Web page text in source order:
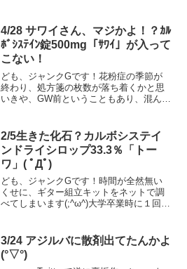
ぁ。アクアラインとか通行止め、ドキド
キもんでした。幸いにも...
4/28 サワイさん、マジかよ！？ｶﾙ
ﾎﾞｼｽﾃｲﾝ錠500mg「ｻﾜｲ」が入って
こない！
ども、ジャンクGです！花粉症の季節が
終わり、処方箋の枚数が落ち着くかと思
いきや、GW前ということもあり、混んで
ころ、なぜか納品が遅れたことがあっ
て、気にはなってたん...
2/5生きた化石？カルボシステイ
ンドライシロップ33.3％「トー
ワ」( ﾟДﾟ)
ども、ジャンクGです！時間が全然無い
くせに、ギター組立キットをネットで調
べてしまいます(;^ω^)大学卒業時に１回組
壊して焼いてしまったんですよねぇ。薬
剤師国家試験の前...
3/24 アジルバに散剤出てたんかよ
(°▽°)